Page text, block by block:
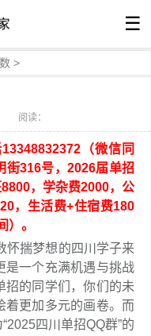
☰
>
阅读：
（微信同
街316号，2026届单招
，学杂费2000，公
，生活费+住宿费180
）。
怀揣梦想的四川学子来
是一个充满机遇与挑战
招的同学们，你们的未
着更加多元的画卷。而
四川单招QQ群”的